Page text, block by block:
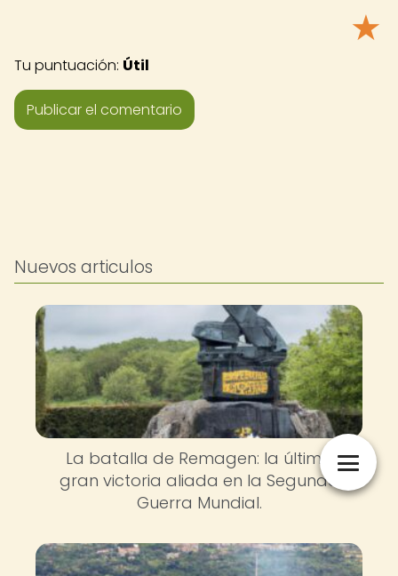
★
Tu puntuación: Útil
Nuevos articulos
La batalla de Remagen: la última
gran victoria aliada en la Segunda
Guerra Mundial.